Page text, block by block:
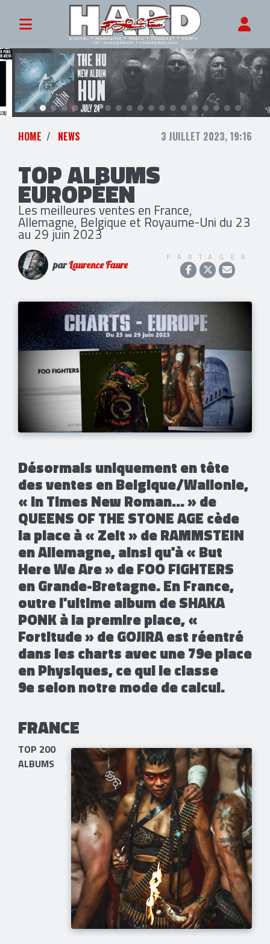
HOME NEWS 3 JUILLET 2023, 19:16
TOP ALBUMS
EUROPÉEN
Les meilleures ventes en France,
Allemagne, Belgique et Royaume-Uni du 23
au 29 juin 2023
parLaurence Faure
PARTAGER
Désormais uniquement en tête
des ventes en Belgique/Wallonie,
« In Times New Roman... » de
QUEENS OF THE STONE AGE cède
la place à « Zeit » de RAMMSTEIN
en Allemagne, ainsi qu'à « But
Here We Are » de FOO FIGHTERS
en Grande-Bretagne. En France,
outre l'ultime album de SHAKA
PONK à la premire place, «
Fortitude » de GOJIRA est réentré
dans les charts avec une 79e place
en Physiques, ce qui le classe
9e selon notre mode de calcul.
FRANCE
TOP 200
ALBUMS